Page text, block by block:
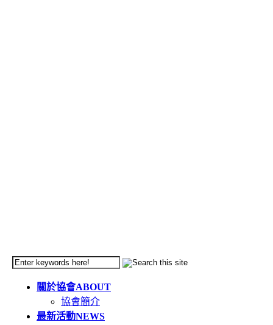
關於協會ABOUT
協會簡介
最新活動NEWS